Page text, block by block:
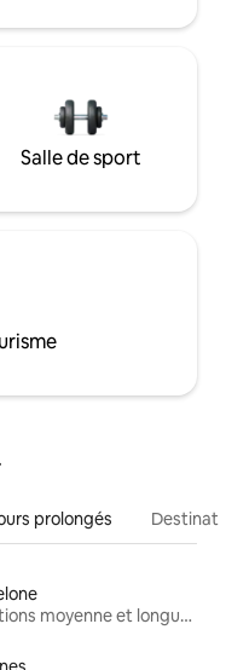
Salle de sport
prolongés
Locations moyenne et longue durée